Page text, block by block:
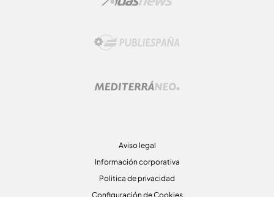
Aviso legal
Información corporativa
Politica de privacidad
Configuración de Cookies